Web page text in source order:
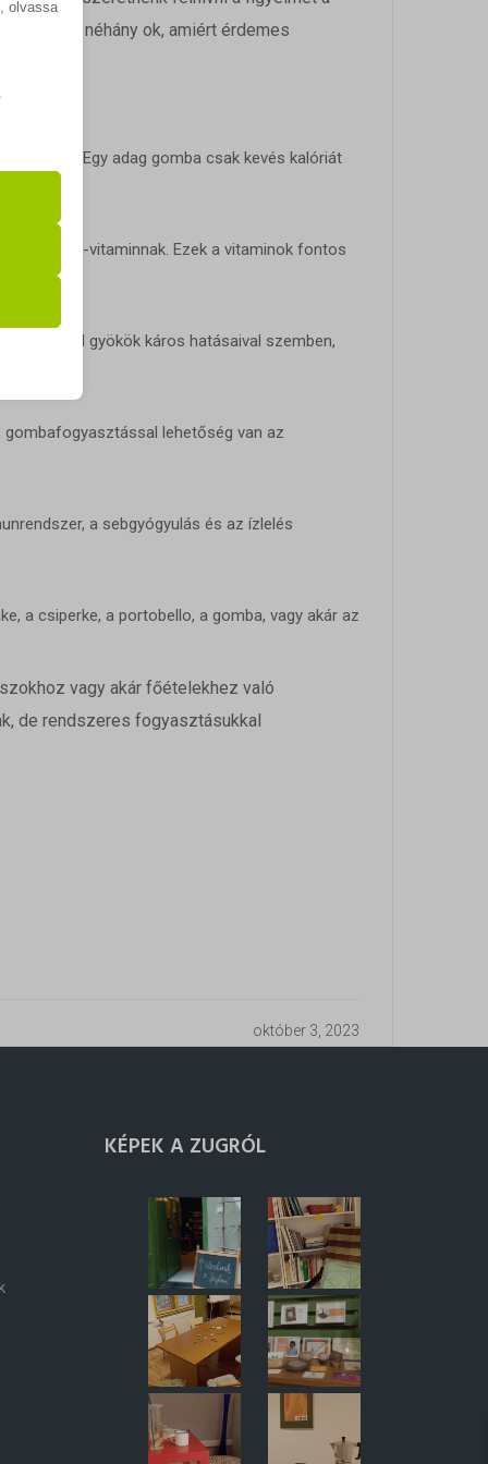
Íme néhány ok, amiért érdemes
fogyni. Egy adag gomba csak kevés kalóriát
a D-vitaminnak. Ezek a vitaminok fontos
a szabad gyökök káros hatásaival szemben,
lehetőség van az
a sebgyógyulás és az ízlelés
a csiperke, a portobello, a gomba, vagy akár az
vagy akár főételekhez való
de rendszeres fogyasztásukkal
október 3, 2023
KÉPEK A ZUGRÓL
olvassa
szabott
például